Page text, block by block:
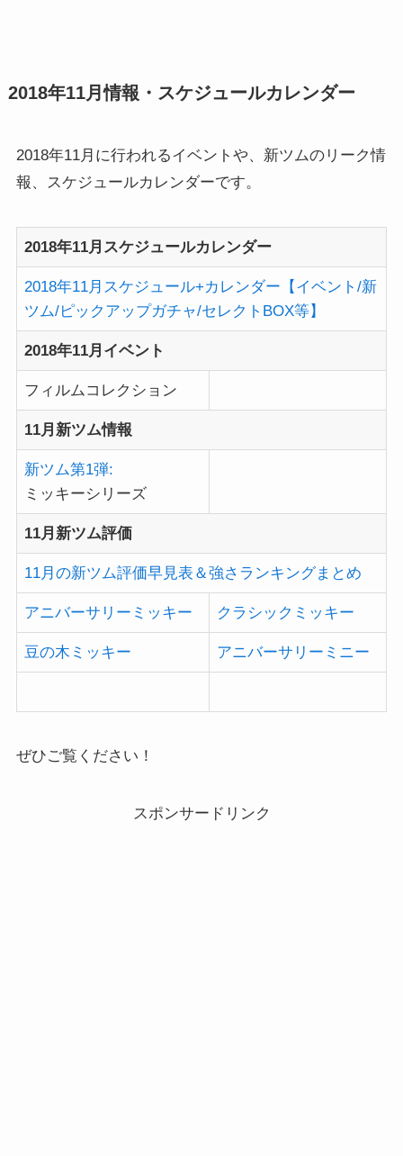
2018年11月情報・スケジュールカレンダー
2018年11月に行われるイベントや、新ツムのリーク情
報、スケジュールカレンダーです。
2018年11月スケジュールカレンダー
2018年11月スケジュール+カレンダー【イベント/新
ツム/ピックアップガチャ/セレクトBOX等】
2018年11月イベント
フィルムコレクション
11月新ツム情報
新ツム第1弾:
ミッキーシリーズ
11月新ツム評価
11月の新ツム評価早見表＆強さランキングまとめ
アニバーサリーミッキー クラシックミッキー
豆の木ミッキー アニバーサリーミニー
ぜひご覧ください！
スポンサードリンク